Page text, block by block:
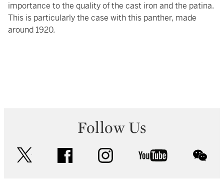
importance to the quality of the cast iron and the patina.
This is particularly the case with this panther, made
around 1920.
Follow Us
facebook instagram youtube